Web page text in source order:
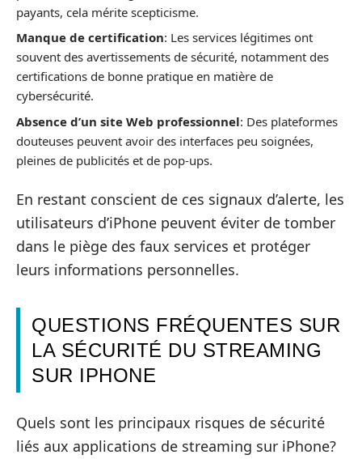
payants, cela mérite scepticisme.
Manque de certification: Les services légitimes ont
souvent des avertissements de sécurité, notamment des
certifications de bonne pratique en matière de
cybersécurité.
Absence d’un site Web professionnel: Des plateformes
douteuses peuvent avoir des interfaces peu soignées,
pleines de publicités et de pop-ups.
En restant conscient de ces signaux d’alerte, les
utilisateurs d’iPhone peuvent éviter de tomber
dans le piège des faux services et protéger
leurs informations personnelles.
QUESTIONS FRÉQUENTES SUR
LA SÉCURITÉ DU STREAMING
SUR IPHONE
Quels sont les principaux risques de sécurité
liés aux applications de streaming sur iPhone?